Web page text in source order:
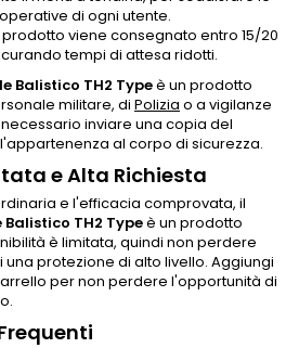
di ogni utente.
prodotto viene consegnato entro 15/20
tempi di attesa ridotti.
Balistico TH2 Typeè un prodotto
militare, di Polizia o a vigilanze
inviare una copia del
al corpo di sicurezza.
e Alta Richiesta
e l'efficacia comprovata, il
TH2 Typeè un prodotto
è limitata, quindi non perdere
protezione di alto livello. Aggiungi
per non perdere l'opportunità di